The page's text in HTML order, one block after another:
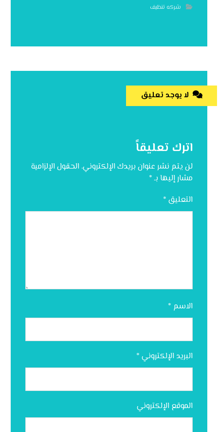
شركه تنظيف
لا يوجد تعليق
اترك تعليقاً
لن يتم نشر عنوان بريدك الإلكتروني. الحقول الإلزامية
مشار إليها بـ*
التعليق *
الاسم *
البريد الإلكتروني *
الموقع الإلكتروني